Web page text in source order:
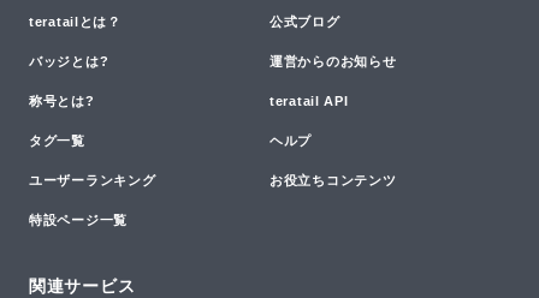
teratailとは？ 公式ブログ
バッジとは? 運営からのお知らせ
称号とは? teratail API
タグ一覧 ヘルプ
ユーザーランキング お役立ちコンテンツ
特設ページ一覧
関連サービス